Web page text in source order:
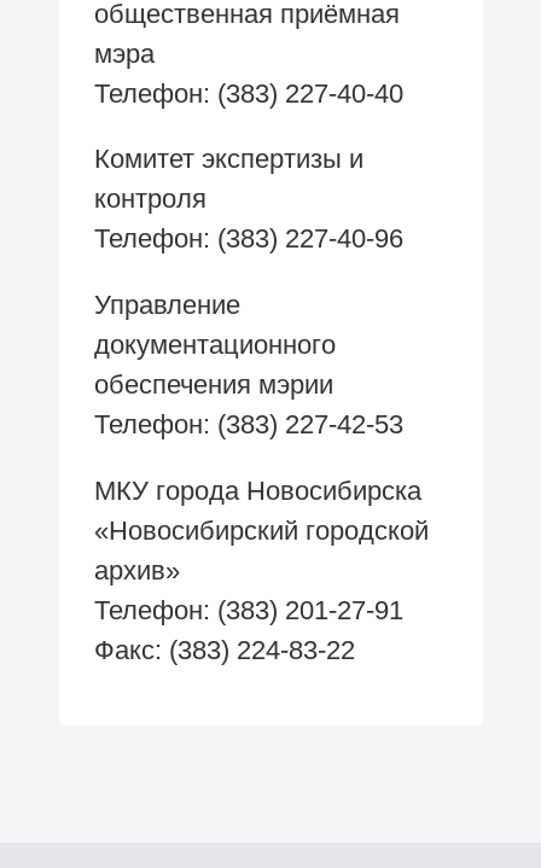
общественная приёмная
мэра
Телефон: (383) 227-40-40
Комитет экспертизы и
контроля
Телефон: (383) 227-40-96
Управление
документационного
обеспечения мэрии
Телефон: (383) 227-42-53
МКУ города Новосибирска
«Новосибирский городской
архив»
Телефон: (383) 201-27-91
Факс: (383) 224-83-22